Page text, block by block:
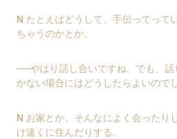
N たとえばどうして、手伝ってって
ちゃうのかとか。
──やはり話し合いですね。でも、話
かない場合にはどうしたらよいので
N お家とか、そんなによく会ったり
け遠くに住んだりする。